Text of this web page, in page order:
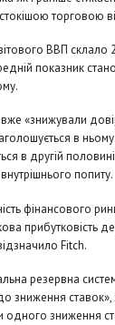
торговою
ВВП склало
показник
«знижували
в
в другій
попиту.
фінансового
прибутковість
Fitch.
резервна
зниження ставок»,
одного зниження